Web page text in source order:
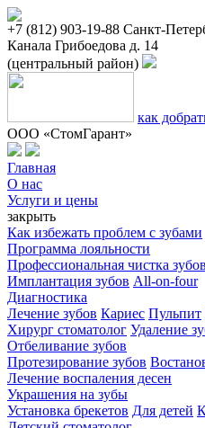
+7 (812) 903-19-88 Санкт-
Канала Грибоедова д. 14
(центральный район)
как
ООО «СтомГарант»
Главная
О нас
Услуги и цены
закрыть
Как избежать проблем с зубами
Программа лояльности
Профессиональная чистка зубов
Имплантация зубов All-on-four
Диагностика
Лечение зубов Кариес Пульпит
Хирург стоматолог Удаление
Отбеливание зубов
Протезирование зубов
Лечение воспаления десен
Украшения на зубы
Установка брекетов Для детей